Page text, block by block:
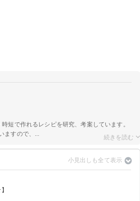
短で作れるレシピを研究、考案しています。
ますので、...